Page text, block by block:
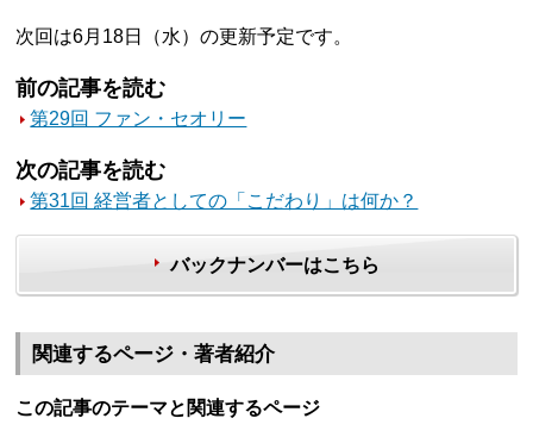
次回は6月18日（水）の更新予定です。
前の記事を読む
第29回 ファン・セオリー
次の記事を読む
第31回 経営者としての「こだわり」は何か？
バックナンバーはこちら
関連するページ・著者紹介
この記事のテーマと関連するページ